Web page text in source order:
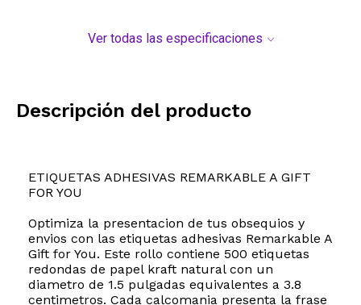
Ver todas las especificaciones
Descripción del producto
ETIQUETAS ADHESIVAS REMARKABLE A GIFT
FOR YOU
Optimiza la presentacion de tus obsequios y
envios con las etiquetas adhesivas Remarkable A
Gift for You. Este rollo contiene 500 etiquetas
redondas de papel kraft natural con un
diametro de 1.5 pulgadas equivalentes a 3.8
centimetros. Cada calcomania presenta la frase